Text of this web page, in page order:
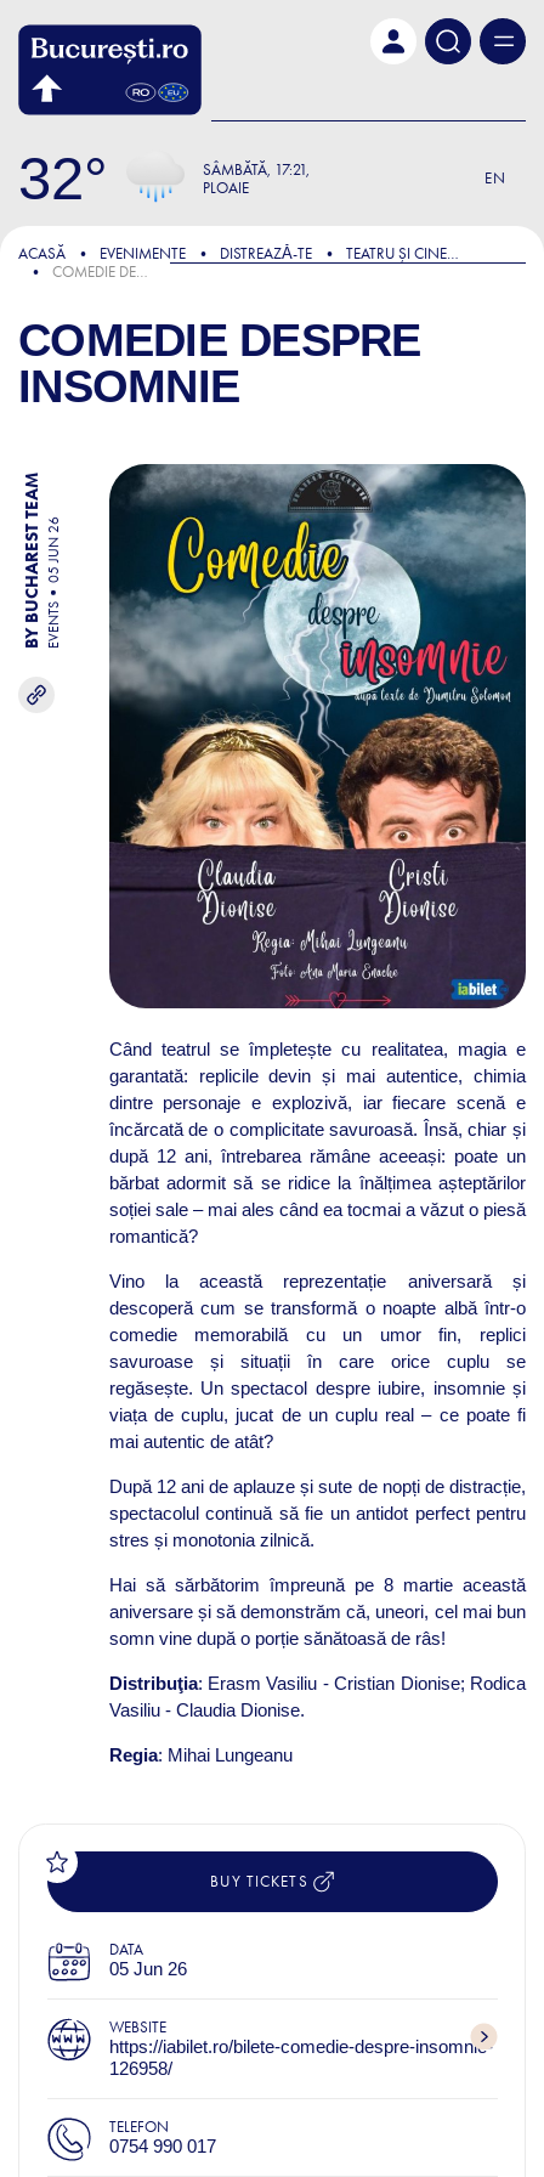
32 SÂMBĂTĂ 17:21
PLOAIE
EN
ACASĂ EVENIMENTE DISTREAZǍ-TE
TEATRU ȘI CINEMA
COMEDIE DESPRE INSOMNIE
COMEDIE DESPRE
INSOMNIE
BY BUCHAREST TEAM EVENTS
05 JUN 26
Când teatrul se împletește cu realitatea, magia e
garantată: replicile devin și mai autentice, chimia
dintre personaje e explozivă, iar fiecare scenă e
încărcată de o complicitate savuroasă. Însă, chiar și
după 12 ani, întrebarea rămâne aceeași: poate un
bărbat adormit să se ridice la înălțimea așteptărilor
soției sale – mai ales când ea tocmai a văzut o piesă
romantică?
Vino la această reprezentație aniversară și
descoperă cum se transformă o noapte albă într-o
comedie memorabilă cu un umor fin, replici
savuroase și situații în care orice cuplu se
regăsește. Un spectacol despre iubire, insomnie și
viața de cuplu, jucat de un cuplu real – ce poate fi
mai autentic de atât?
După 12 ani de aplauze și sute de nopți de distracție,
spectacolul continuă să fie un antidot perfect pentru
stres și monotonia zilnică.
Hai să sărbătorim împreună pe 8 martie această
aniversare și să demonstrăm că, uneori, cel mai bun
somn vine după o porție sănătoasă de râs!
Distribuţia: Erasm Vasiliu - Cristian Dionise; Rodica
Vasiliu - Claudia Dionise.
Regia: Mihai Lungeanu
BUY TICKETS
DATA
05 Jun 26
WEBSITE
https://iabilet.ro/bilete-comedie-despre-insomnie-
126958/
TELEFON
0754 990 017